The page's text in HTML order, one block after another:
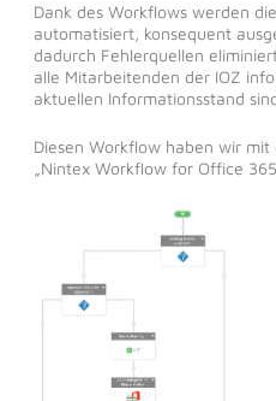
Dank des Workflows werden
automatisiert, konsequent
dadurch Fehlerquellen
alle Mitarbeitenden der IOZ
aktuellen Informationsstand
Diesen Workflow haben wir
„Nintex Workflow for Office